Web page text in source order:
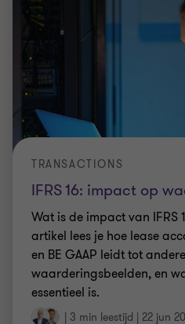
IFRS 16: impact op
TRANSACTIONS
Wat is de impact van
artikel lees je hoe lease
en BE GAAP leidt tot
waarderingsbeelden, en
essentieel is.
| 3 min leestijd | 22 jun